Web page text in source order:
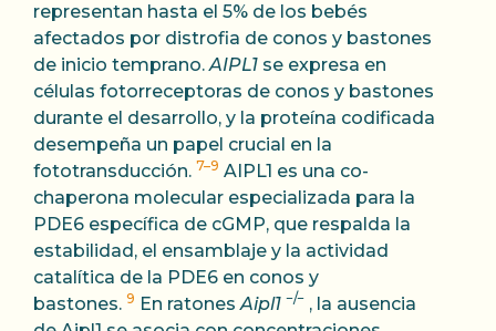
representan hasta el 5% de los bebés
afectados por distrofia de conos y bastones
de inicio temprano.AIPL1 se expresa en
células fotorreceptoras de conos y bastones
durante el desarrollo, y la proteína codificada
desempeña un papel crucial en la
fototransducción. 7–9 AIPL1 es una co-
chaperona molecular especializada para la
PDE6 específica de cGMP, que respalda la
estabilidad, el ensamblaje y la actividad
catalítica de la PDE6 en conos y
bastones. 9 En ratonesAipl1 −/− , la ausencia